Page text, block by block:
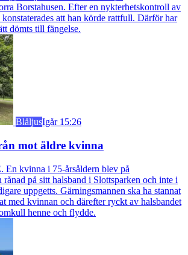
Borstahusen. Efter en nykterhetskontroll av
att han körde rattfull. Därför har
dömts till fängelse.
BlåljusIgår 15:26
mot äldre kvinna
kvinna i 75-årsåldern blev på
rånad på sitt halsband i Slottsparken och inte i
uppgetts. Gärningsmannen ska ha stannat
med kvinnan och därefter ryckt av halsbandet
henne och flydde.